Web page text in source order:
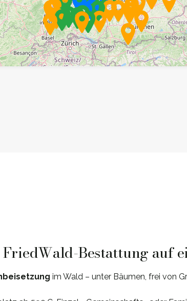
Bestattung auf
im Wald – unter Bäumen, frei von